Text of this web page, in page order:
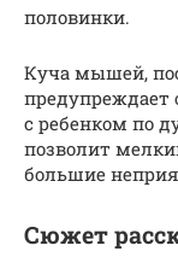
половинки.
Куча мышей,
предупреждает
с ребенком по
позволит
большие
Сюжет